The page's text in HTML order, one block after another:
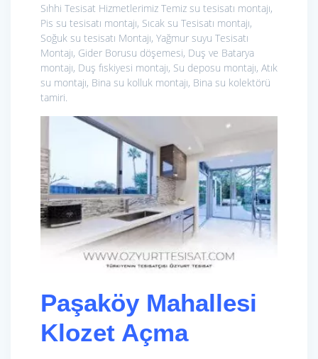
Sıhhi Tesisat Hizmetlerimiz Temiz su tesisatı montajı,
Pis su tesisatı montajı, Sıcak su Tesisatı montajı,
Soğuk su tesisatı Montajı, Yağmur suyu Tesisatı
Montajı, Gider Borusu döşemesi, Duş ve Batarya
montajı, Duş fıskiyesi montajı, Su deposu montajı, Atık
su montajı, Bina su kolluk montajı, Bina su kolektörü
tamiri.
Paşaköy Mahallesi
Klozet Açma